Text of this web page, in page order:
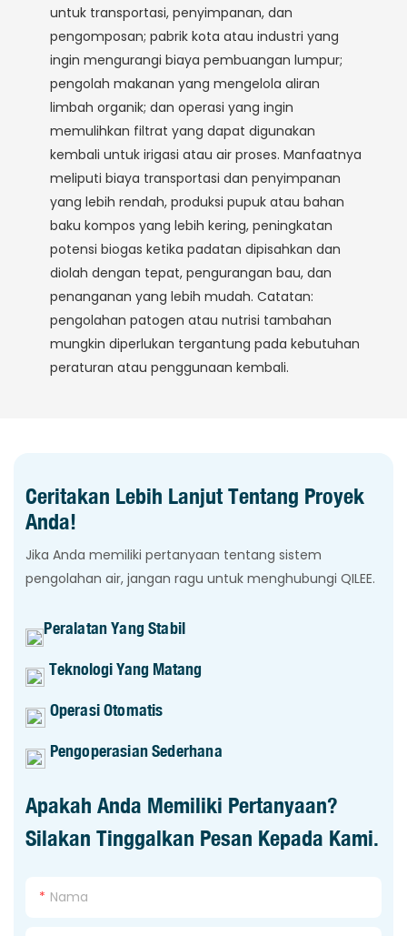
untuk transportasi, penyimpanan, dan
pengomposan; pabrik kota atau industri yang
ingin mengurangi biaya pembuangan lumpur;
pengolah makanan yang mengelola aliran
limbah organik; dan operasi yang ingin
memulihkan filtrat yang dapat digunakan
kembali untuk irigasi atau air proses. Manfaatnya
meliputi biaya transportasi dan penyimpanan
yang lebih rendah, produksi pupuk atau bahan
baku kompos yang lebih kering, peningkatan
potensi biogas ketika padatan dipisahkan dan
diolah dengan tepat, pengurangan bau, dan
penanganan yang lebih mudah. ​​Catatan:
pengolahan patogen atau nutrisi tambahan
mungkin diperlukan tergantung pada kebutuhan
peraturan atau penggunaan kembali.
Ceritakan Lebih Lanjut Tentang Proyek
Anda!
Jika Anda memiliki pertanyaan tentang sistem
pengolahan air, jangan ragu untuk menghubungi QILEE.
Peralatan Yang Stabil
Teknologi Yang Matang
Operasi Otomatis
Pengoperasian Sederhana
Apakah Anda Memiliki Pertanyaan?
Silakan Tinggalkan Pesan Kepada Kami.
Nama